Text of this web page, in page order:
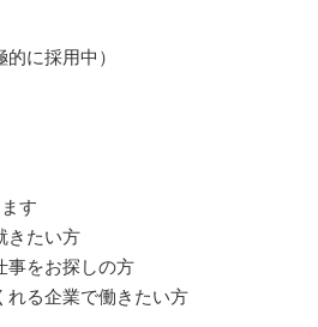
に採用中）
す
きたい方
事をお探しの方
れる企業で働きたい方